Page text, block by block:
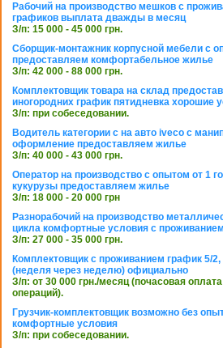
Рабочий на производство мешков с
графиков выплата дважды в месяц
З/п: 15 000 - 45 000 грн.
Сборщик-монтажник корпусной мебели с
предоставляем комфортабельное жилье
З/п: 42 000 - 88 000 грн.
Комплектовщик товара на склад
иногородних график пятидневка хорошие
З/п: при собеседовании.
Водитель категории с на авто iveco с
оформление предоставляем жилье
З/п: 40 000 - 43 000 грн.
Оператор на производство с опытом от 1
кукурузы предоставляем жилье
З/п: 18 000 - 20 000 грн
Разнорабочий на производство
цикла комфортные условия с проживанием
З/п: 27 000 - 35 000 грн.
Комплектовщик с проживанием график 5/
(неделя через неделю) официально
З/п: от 30 000 грн./месяц (почасовая
операций).
Грузчик-комплектовщик возможно без
комфортные условия
З/п: при собеседовании.